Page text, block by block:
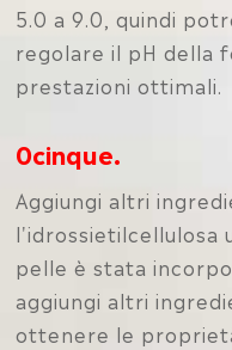
5.0 a 9.0, quindi
regolare il pH della
prestazioni ottimali.
0cinque.
Aggiungi altri
l'idrossietilcellulosa
pelle è stata
aggiungi altri
ottenere le